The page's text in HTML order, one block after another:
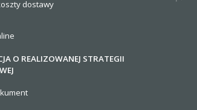
dostawy
O REALIZOWANEJ STRATEGII